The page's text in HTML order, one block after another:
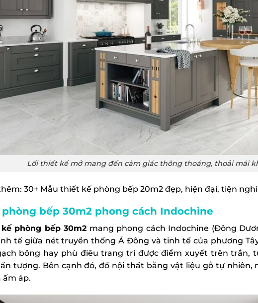
Lối thiết kế mở mang đến cảm giác thông thoáng, thoải mái
30+ Mẫu thiết kế phòng bếp 20m2 đẹp, hiện đại, tiện nghi
phòng bếp 30m2 phong cách Indochine
phòng bếp 30m2 mang phong cách Indochine (Đông
tế giữa nét truyền thống Á Đông và tinh tế của phương
bông hay phù điêu trang trí được điểm xuyết trên trần,
tượng. Bên cạnh đó, đồ nội thất bằng vật liệu gỗ tự nhiên,
ấm áp.